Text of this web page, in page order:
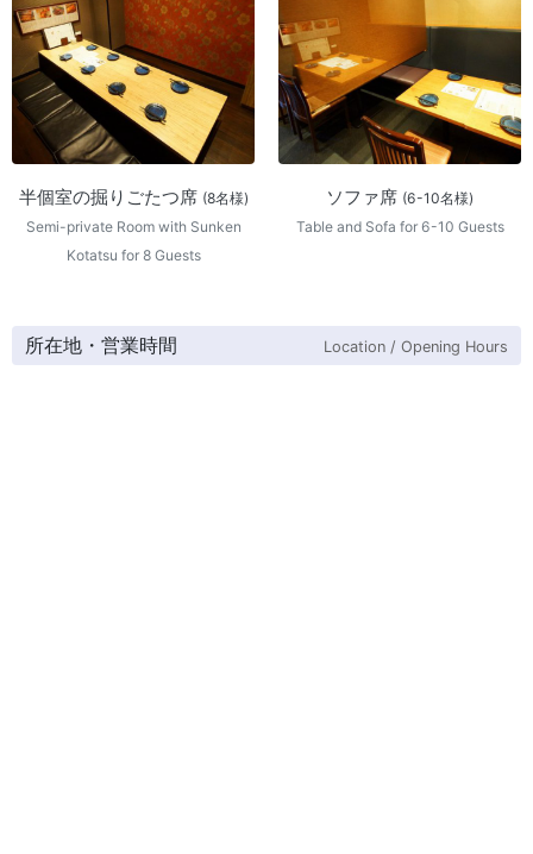
半個室の掘りごたつ席 (8名様)
Semi-private Room with Sunken
Kotatsu for 8 Guests
ソファ席 (6-10名様)
Table and Sofa for 6-10 Guests
所在地・営業時間 Location / Opening Hours